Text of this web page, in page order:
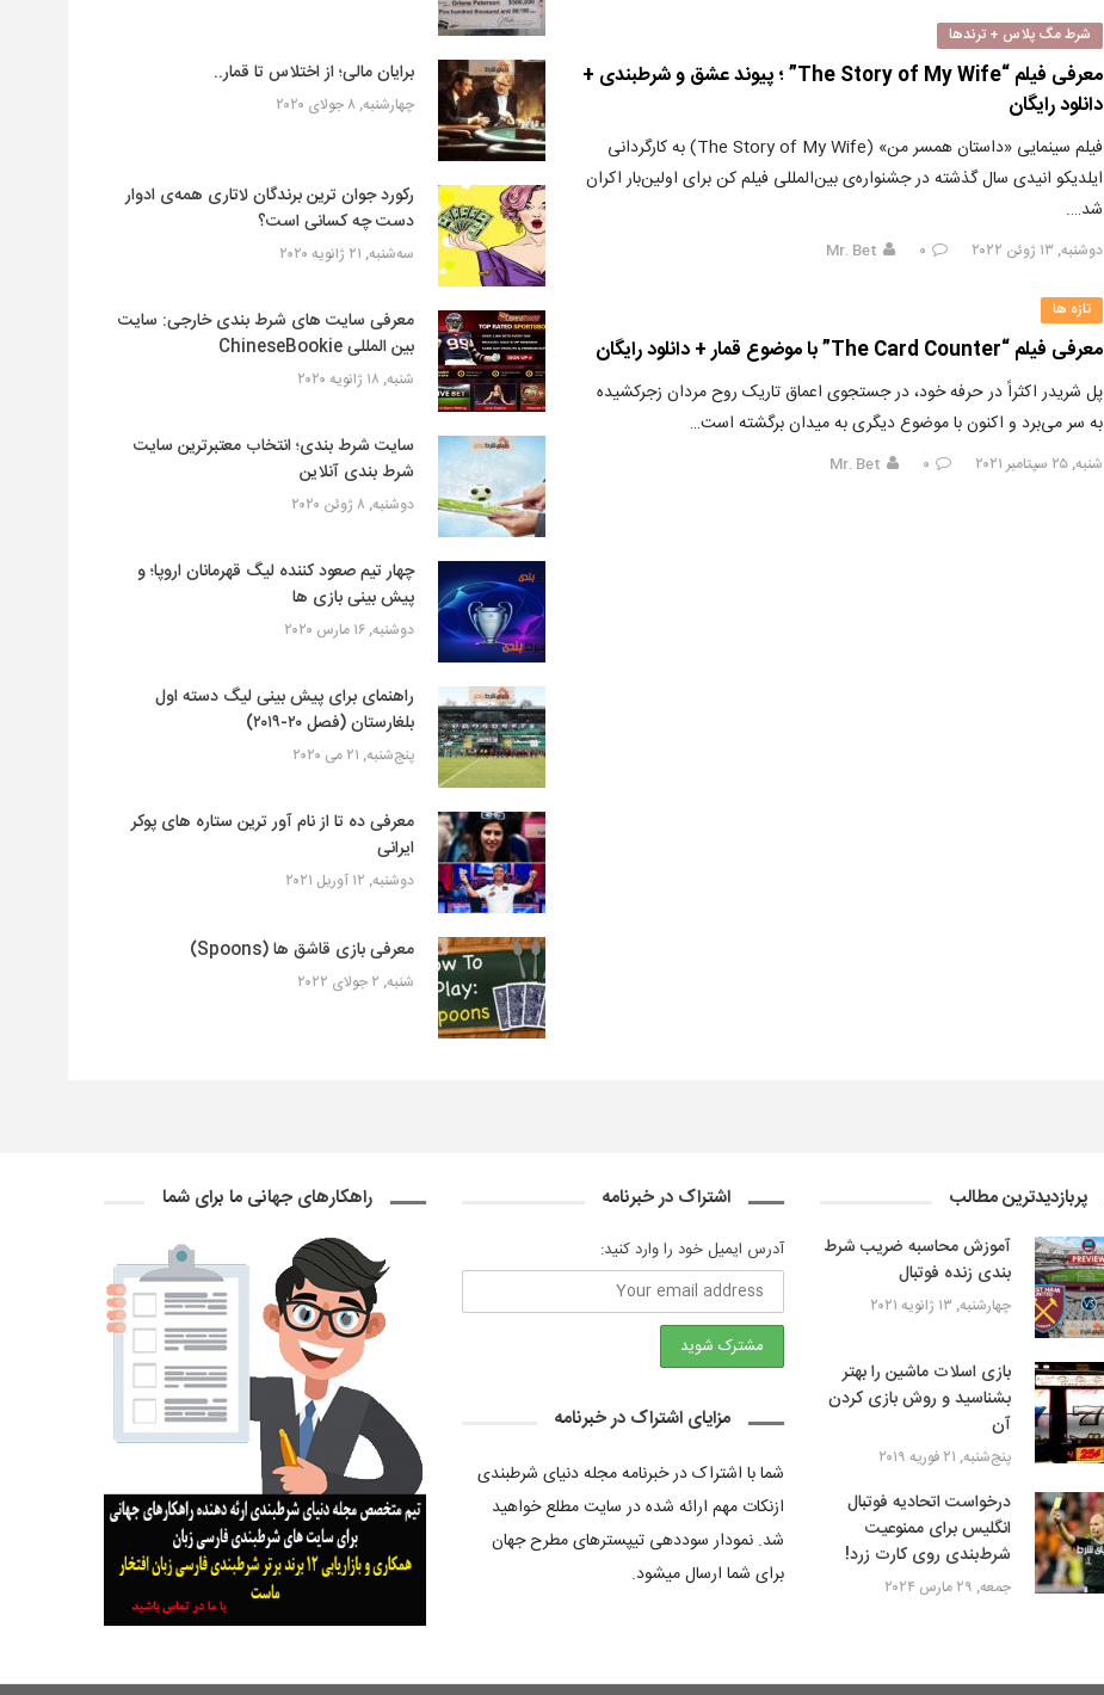
شرط مگ پلاس + ترندها
معرفی فیلم “The Story of My Wife” ؛ پیوند عشق و شرطبندی +
دانلود رایگان
فیلم سینمایی «داستان همسر من» (The Story of My Wife) به کارگردانی
ایلدیکو انیدی سال گذشته در جشنواره‌ی بین‌المللی فیلم کن برای اولین‌بار اکران
شد….
دوشنبه, ۱۳ ژوئن ۲۰۲۲ ۰ Mr. Bet
تازه ها
معرفی فیلم “The Card Counter” با موضوع قمار + دانلود رایگان
پل شریدر اکثراً در حرفه خود، در جستجوی اعماق تاریک روح مردان زجرکشیده
به سر می‌برد و اکنون با موضوع دیگری به میدان برگشته است…
شنبه, ۲۵ سپتامبر ۲۰۲۱ ۰ Mr. Bet
برایان مالی؛ از اختلاس تا قمار..
چهارشنبه, ۸ جولای ۲۰۲۰
رکورد جوان ترین برندگان لاتاری همه‌ی ادوار
دست چه کسانی است؟
سه‌شنبه, ۲۱ ژانویه ۲۰۲۰
معرفی سایت های شرط بندی خارجی: سایت
بین المللی ChineseBookie
شنبه, ۱۸ ژانویه ۲۰۲۰
سایت شرط بندی؛ انتخاب معتبرترین سایت
شرط بندی آنلاین
دوشنبه, ۸ ژوئن ۲۰۲۰
چهار تیم صعود کننده لیگ قهرمانان اروپا؛ و
پیش بینی بازی ها
دوشنبه, ۱۶ مارس ۲۰۲۰
راهنمای برای پیش بینی لیگ دسته اول
بلغارستان (فصل ۲۰-۲۰۱۹)
پنج‌شنبه, ۲۱ می ۲۰۲۰
معرفی ده تا از نام آور ترین ستاره های پوکر
ایرانی
دوشنبه, ۱۲ آوریل ۲۰۲۱
معرفی بازی قاشق ها (Spoons)
شنبه, ۲ جولای ۲۰۲۲
پربازدیدترین مطالب
آموزش محاسبه ضریب شرط‌
بندی زنده فوتبال
چهارشنبه, ۱۳ ژانویه ۲۰۲۱
بازی اسلات ماشین را بهتر
بشناسید و روش بازی کردن
آن
پنج‌شنبه, ۲۱ فوریه ۲۰۱۹
درخواست اتحادیه فوتبال
انگلیس برای ممنوعیت
شرط‌بندی روی کارت زرد!
جمعه, ۲۹ مارس ۲۰۲۴
اشتراک در خبرنامه
آدرس ایمیل خود را وارد کنید:
مزایای اشتراک در خبرنامه
شما با اشتراک در خبرنامه مجله دنیای شرطبندی
ازنکات مهم ارائه شده در سایت مطلع خواهید
شد. نمودار سوددهی تیپسترهای مطرح جهان
برای شما ارسال میشود.
راهکارهای جهانی ما برای شما